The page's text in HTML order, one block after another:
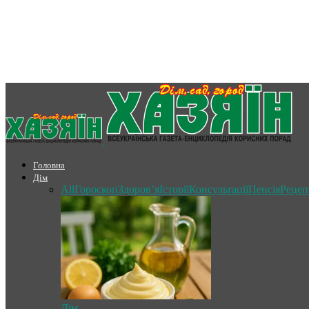
Головна
Дім
AllГороскопЗдоров’яІсторіїКонсультаціїПенсія